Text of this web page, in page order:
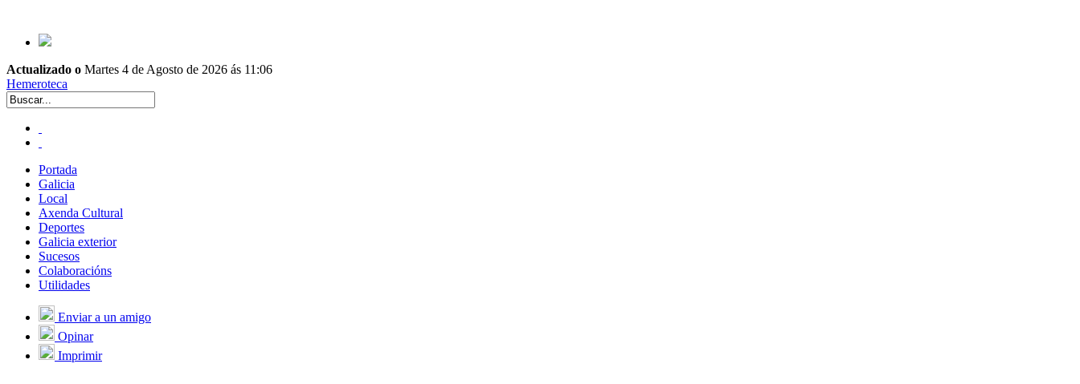
Actualizado o Martes 4 de Agosto de 2026 ás 11:06
Hemeroteca
Portada
Galicia
Local
Axenda Cultural
Deportes
Galicia exterior
Sucesos
Colaboracións
Utilidades
Enviar a un amigo
Opinar
Imprimir